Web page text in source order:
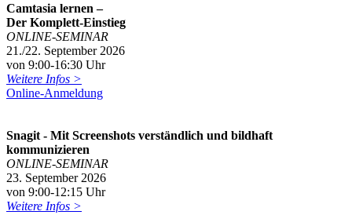
Camtasia lernen –
Der Komplett-Einstieg
ONLINE-SEMINAR
21./22. September 2026
von 9:00-16:30 Uhr
Weitere Infos >
Online-Anmeldung
Snagit - Mit Screenshots verständlich und bildhaft
kommunizieren
ONLINE-SEMINAR
23. September 2026
von 9:00-12:15 Uhr
Weitere Infos >